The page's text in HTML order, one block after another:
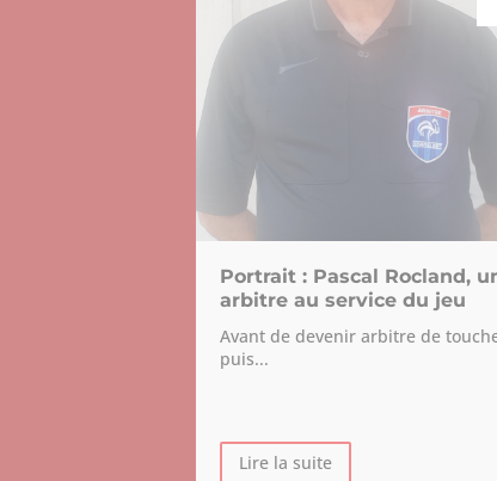
Portrait : Pascal Rocland,
arbitre au service du jeu
Avant de devenir arbitre de
puis...
Lire la suite